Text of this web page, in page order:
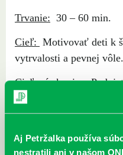
Aj Petržalka používa
nestratili ani v našom
Trvanie: 30 – 60 min.
Cieľ: Motivovať deti k
vytrvalosti a pevnej vôle.
Cieľová skupina:
Najbližšie
Čítame ušami.
DNES